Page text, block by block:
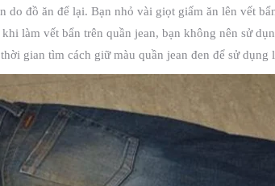
do đồ ăn để lại. Bạn nhỏ vài giọt giấm ăn lên vết
làm vết bẩn trên quần jean, bạn không nên sử
gian tìm cách giữ màu quần jean đen để sử dụng